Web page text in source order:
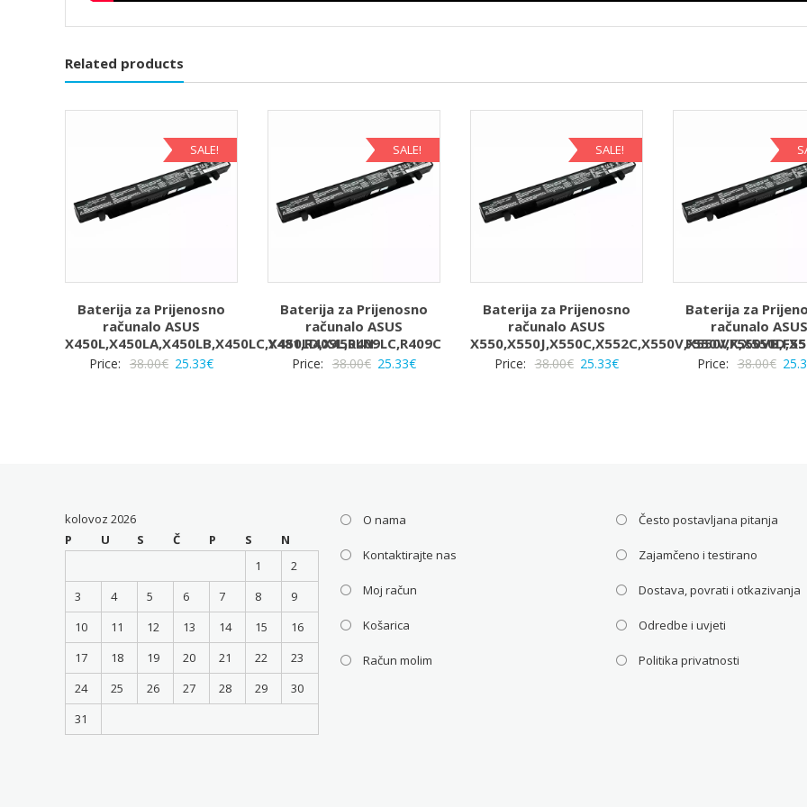
Related products
SALE!
Baterija za Prijenosno
računalo ASUS
X450L,X450LA,X450LB,X450LC,X450LD,X450LN
Price: 38.00€ Izvorna
25.33€Trenutna
SALE!
Baterija za Prijenosno
računalo ASUS
Y481,R409L,R409LC,R409C
Price: 38.00€ Izvorna
25.33€Trenutna
SALE!
Baterija za Prijenosno
računalo ASUS
Price: 38.00€ Izvorna
25.33€Trenutna
Baterija za
računalo ASUS
Price: 38.00€
kolovoz 2026
P
U S Č P S
N
1
2
3
4 5 6 7 8
9
10
11 12 13 14 15
16
17
18 19 20 21 22
23
24
25 26 27 28 29
30
31
O nama
Kontaktirajte nas
Moj račun
Košarica
Račun molim
Često postavljana pitanja
Zajamčeno i testirano
Dostava, povrati i otkazivanja
Odredbe i uvjeti
Politika privatnosti